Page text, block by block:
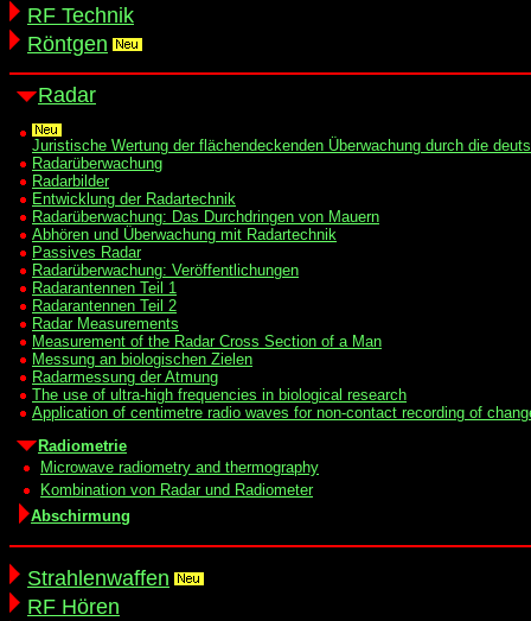
RF Technik
Röntgen
Radar
Juristische Wertung der flächendeckenden Überwachung durch die
Radarüberwachung
Radarbilder
Entwicklung der Radartechnik
Radarüberwachung: Das Durchdringen von Mauern
Abhören und Überwachung mit Radartechnik
Passives Radar
Radarüberwachung: Veröffentlichungen
Radarantennen Teil 1
Radarantennen Teil 2
Radar Measurements
Measurement of the Radar Cross Section of a Man
Messung an biologischen Zielen
Radarmessung der Atmung
The use of ultra-high frequencies in biological research
Application of centimetre radio waves for non-contact recording of
Radiometrie
Microwave radiometry and thermography
Kombination von Radar und Radiometer
Abschirmung
Strahlenwaffen
RF Hören